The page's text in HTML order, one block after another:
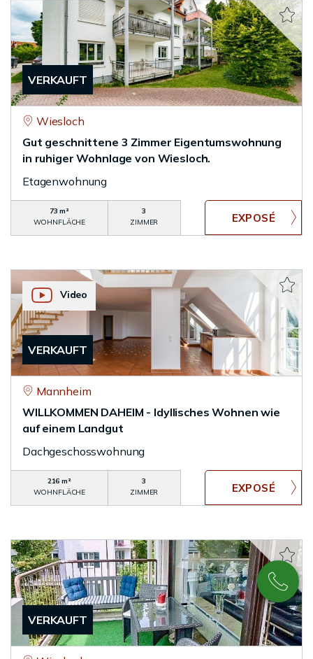
VERKAUFT
Wiesloch
Gut geschnittene 3 Zimmer Eigentumswohnung
in ruhiger Wohnlage von Wiesloch.
Etagenwohnung
73 m²
WOHNFLÄCHE
3
ZIMMER
VERKAUFT
Video
Mannheim
WILLKOMMEN DAHEIM - Idyllisches Wohnen wie
auf einem Landgut
Dachgeschosswohnung
216 m²
WOHNFLÄCHE
3
ZIMMER
VERKAUFT